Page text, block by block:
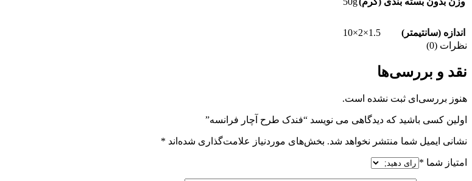
اندازه (سانتیمتر)
1.5×2×10
نظرات (0)
نقد و بررسی‌ها
هنوز بررسی‌ای ثبت نشده است.
اولین کسی باشید که دیدگاهی می نویسد “فندک طرح آچار فرانسه”
نشانی ایمیل شما منتشر نخواهد شد. بخش‌های موردنیاز علامت‌گذاری شده‌اند *
امتیاز شما *